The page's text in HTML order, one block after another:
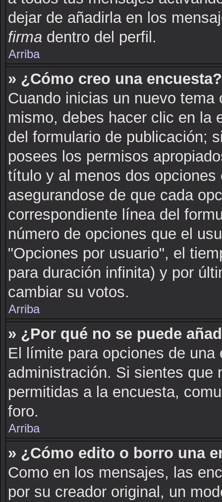
dejar de añadirla en los
firma dentro del perfil.
Arriba
» ¿Cómo creo una encuesta?
Cuando inicias un nuevo
mismo, debes hacer clic en la
del formulario de publicación;
posees los permisos
título y al menos dos opciones
asegurandose de que cada
correspondiente línea del
número de opciones que el
"Opciones por usuario", el
para duración infinita) y por
cambiar su votos.
Arriba
» ¿Por qué no se puede
El límite para opciones de
administración. Si sientes que
permitidas a la encuesta,
foro.
Arriba
» ¿Cómo edito o borro una
Como en los mensajes, las
por su creador original, un